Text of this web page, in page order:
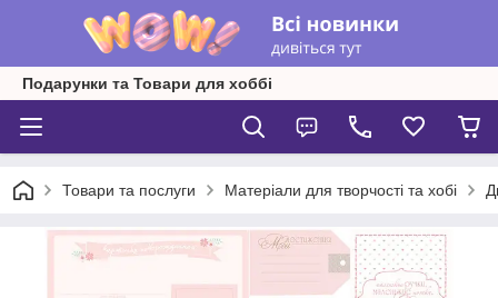
Подарунки та Товари для хоббі
Товари та послуги Матеріали для творчості та хобі